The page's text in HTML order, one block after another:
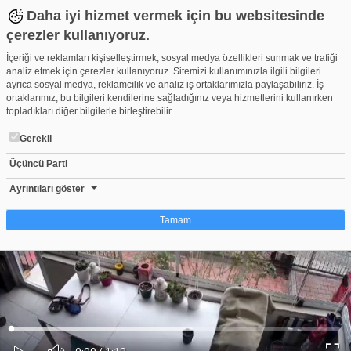
Daha iyi hizmet vermek için bu websitesinde
çerezler kullanıyoruz.
İçeriği ve reklamları kişiselleştirmek, sosyal medya özellikleri sunmak ve trafiği
analiz etmek için çerezler kullanıyoruz. Sitemizi kullanımınızla ilgili bilgileri
ayrıca sosyal medya, reklamcılık ve analiz iş ortaklarımızla paylaşabiliriz. İş
ortaklarımız, bu bilgileri kendilerine sağladığınız veya hizmetlerini kullanırken
topladıkları diğer bilgilerle birleştirebilir.
Gerekli
Üçüncü Parti
Ayrıntıları göster
Tamam
Çerez nedir?
Çerezler, web-sitelerinin, kullanıcıların deneyimlerini daha verimli hale getirmek
amacıyla kullandığı küçük metin dosyalarıdır. Yasalara göre, bu sitenin
işletilmesi için kesinlikle gerekli olan çerezleri cihazınıza yerleştirebiliyoruz.
Diğer çerez türleri için sizden izin almamız gerekiyor. Bu site farklı çerez türleri
kullanmaktadır. Bazı çerezler, sayfalarımızda yer alan üçüncü şahıs hizmetleri
tarafından yerleştirilir. İzniniz şu alanlar için geçerlidir: web.tv
Ses
Yüklendi:
0%
Yükleniyor:
Depremin merkezi Bursa Mudanya’da büyük panik!